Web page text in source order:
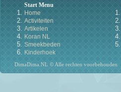
Start Menu
Home
Activiteiten
Artikelen
Koran NL
Smeekbeden
Kinderhoek
DimaDima.NL © Alle rechten voorbehouden